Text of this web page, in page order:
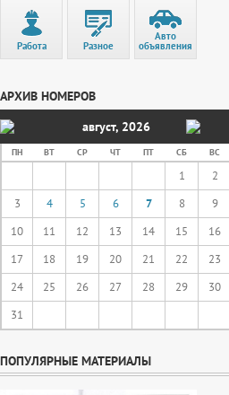
Работа Разное
Авто
объявления
АРХИВ НОМЕРОВ
август, 2026
ПН ВТ СР ЧТ ПТ СБ ВС
1
2
3
4 5 6 7 8
9
10
11 12 13 14 15
16
17
18 19 20 21 22
23
24
25 26 27 28 29
30
31
ПОПУЛЯРНЫЕ МАТЕРИАЛЫ